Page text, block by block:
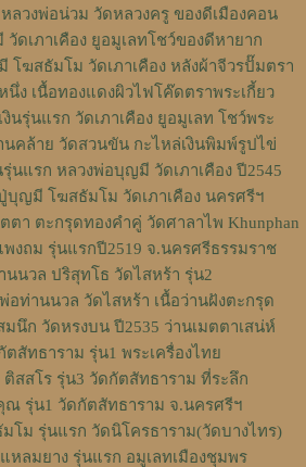
ลวงพ่อน่วม วัดหลวงครู ของดีเมืองคอน
ดเภาเคือง ยูอมูเลทโชว์ของดีหายาก
โฆสธัมโม วัดเภาเคือง หลังผ้าจีวรปั๊มตรา
ง เนื้อทองแดงผิวไฟโค๊ดตราพระเกี้ยว
รุ่นแรก วัดเภาเคือง ยูอมูเลท โชว์พระ
นคล้าย วัดสวนขัน กะไหล่เงินพิมพ์รูปไข่
นแรก หลวงพ่อบุญมี วัดเภาเคือง ปี2545
บุญมี โฆสธัมโม วัดเภาเคือง นครศรีฯ
า ตะกรุดทองคำคู่ วัดศาลาไพ Khunphan
งถม รุ่นแรกปี2519 จ.นครศรีธรรมราช
นวล ปริสุทโธ วัดไสหร้า รุ่น2
ท่านนวล วัดไสหร้า เนื้อว่านฝังตะกรุด
นึก วัดหรงบน ปี2535 ว่านเมตตาเสน่ห์
สัทธาราม รุ่น1 พระเครื่องไทย
ติสสโร รุ่น3 วัดกัตสัทธาราม ที่ระลึก
ณ รุ่น1 วัดกัตสัทธาราม จ.นครศรีฯ
โม รุ่นแรก วัดนิโครธาราม(วัดบางไทร)
หลมยาง รุ่นแรก อมูเลทเมืองชุมพร